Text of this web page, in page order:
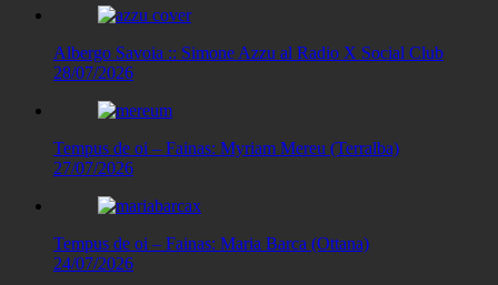
Albergo Savoia :: Simone Azzu al Radio X Social Club
28/07/2026
Tempus de oi – Fainas: Myriam Mereu (Terralba)
27/07/2026
Tempus de oi – Fainas: Maria Barca (Ottana)
24/07/2026